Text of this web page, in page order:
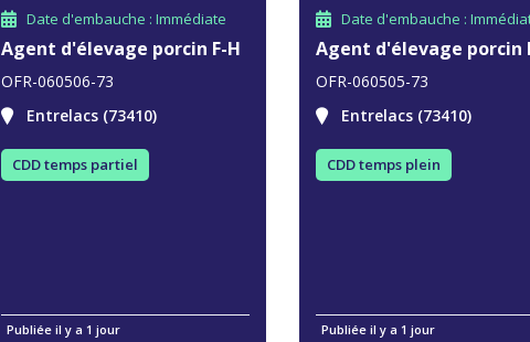
Date d'embauche : Immédiate
Agent d'élevage porcin F-H
OFR-060506-73
Entrelacs (73410)
CDD temps partiel
Publiée il y a 1 jour
Date d'embauche :
Agent d'élevage porcin
OFR-060505-73
Entrelacs (73410)
CDD temps plein
Publiée il y a 1 jour